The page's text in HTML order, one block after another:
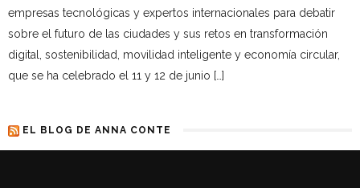
empresas tecnológicas y expertos internacionales para debatir
sobre el futuro de las ciudades y sus retos en transformación
digital, sostenibilidad, movilidad inteligente y economía circular,
que se ha celebrado el 11 y 12 de junio […]
EL BLOG DE ANNA CONTE